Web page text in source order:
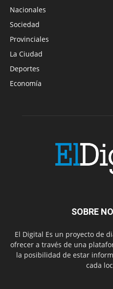
Nacionales
Sociedad
Provinciales
La Ciudad
Deportes
Economía
SOBRE
El Digital Es un proyecto de
ofrecer a través de una
la posibilidad de estar
cada